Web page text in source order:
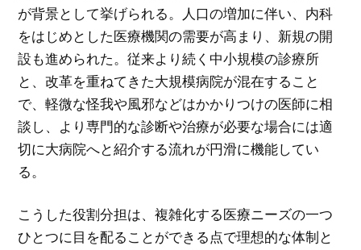
が背景として挙げられる。人口の増加に伴い、内科
をはじめとした医療機関の需要が高まり、新規の開
設も進められた。従来より続く中小規模の診療所
と、改革を重ねてきた大規模病院が混在すること
で、軽微な怪我や風邪などはかかりつけの医師に相
談し、より専門的な診断や治療が必要な場合には適
切に大病院へと紹介する流れが円滑に機能してい
る。
こうした役割分担は、複雑化する医療ニーズの一つ
ひとつに目を配ることができる点で理想的な体制と